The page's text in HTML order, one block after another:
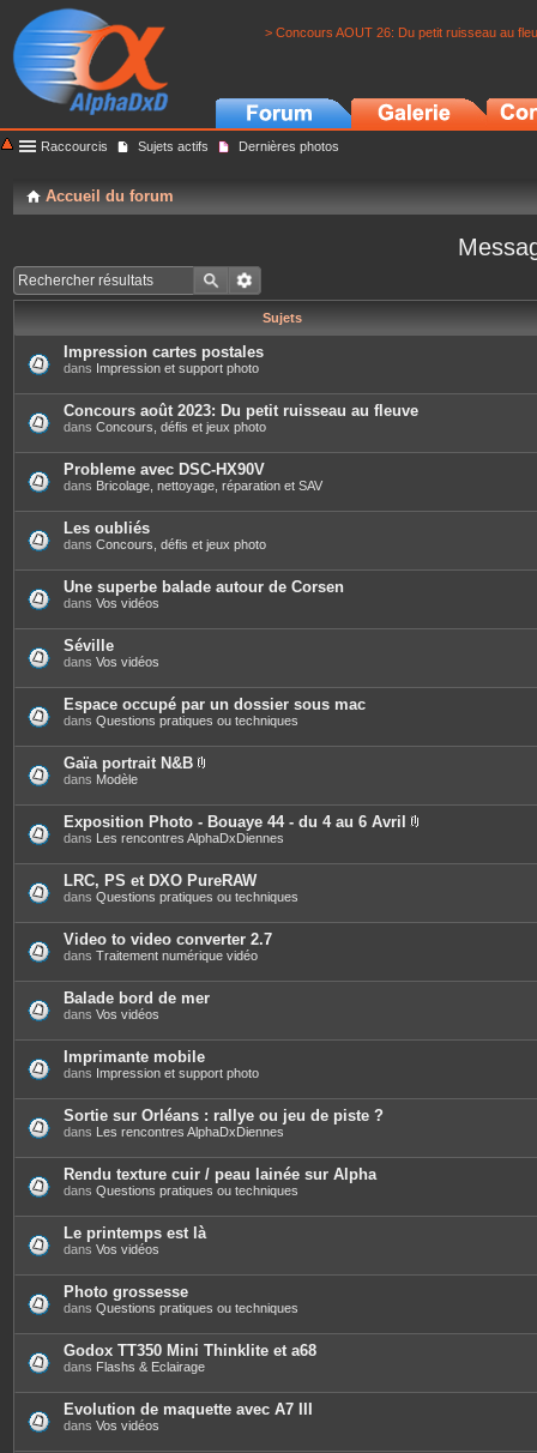
> Concours AOUT 26: Du petit ruisseau au
Raccourcis Sujets actifs Dernières photos
Accueil du forum
Sujets
Impression cartes postales
dans Impression et support photo
Concours août 2023: Du petit ruisseau au fleuve
dans Concours, défis et jeux photo
Probleme avec DSC-HX90V
dans Bricolage, nettoyage, réparation et SAV
Les oubliés
dans Concours, défis et jeux photo
Une superbe balade autour de Corsen
dans Vos vidéos
Séville
dans Vos vidéos
Espace occupé par un dossier sous mac
dans Questions pratiques ou techniques
Gaïa portrait N&B
è
c
e
s
j
o
i
n
t
e
s
dans Modèle
Exposition Photo - Bouaye 44 - du 4 au 6 Avril
è
j
t
dans Les rencontres AlphaDxDiennes
LRC, PS et DXO PureRAW
dans Questions pratiques ou techniques
Video to video converter 2.7
dans Traitement numérique vidéo
Balade bord de mer
dans Vos vidéos
Imprimante mobile
dans Impression et support photo
Sortie sur Orléans : rallye ou jeu de piste ?
dans Les rencontres AlphaDxDiennes
Rendu texture cuir / peau lainée sur Alpha
dans Questions pratiques ou techniques
Le printemps est là
dans Vos vidéos
Photo grossesse
dans Questions pratiques ou techniques
Godox TT350 Mini Thinklite et a68
dans Flashs & Eclairage
Evolution de maquette avec A7 III
dans Vos vidéos